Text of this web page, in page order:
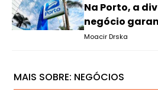
Na Porto, a
negócio
Moacir Drska
MAIS SOBRE: NEGÓCIOS